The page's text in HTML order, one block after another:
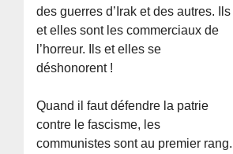
des guerres d’Irak et des autres. Ils
et elles sont les commerciaux de
l’horreur. Ils et elles se
déshonorent !
Quand il faut défendre la patrie
contre le fascisme, les
communistes sont au premier rang.